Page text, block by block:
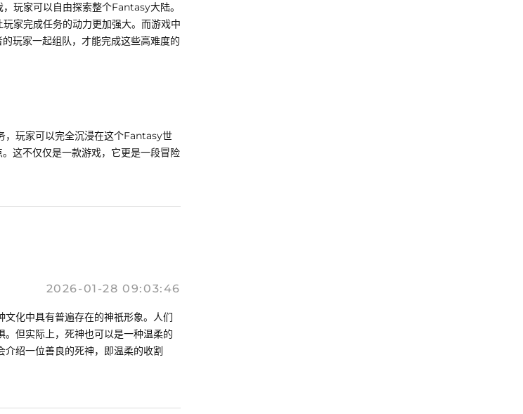
玩家可以自由探索整个Fantasy大陆。
家完成任务的动力更加强大。而游戏中
玩家一起组队，才能完成这些高难度的
，玩家可以完全沉浸在这个Fantasy世
这不仅仅是一款游戏，它更是一段冒险
2026-01-28 09:03:46
化中具有普遍存在的神祇形象。人们
但实际上，死神也可以是一种温柔的
绍一位善良的死神，即温柔的收割